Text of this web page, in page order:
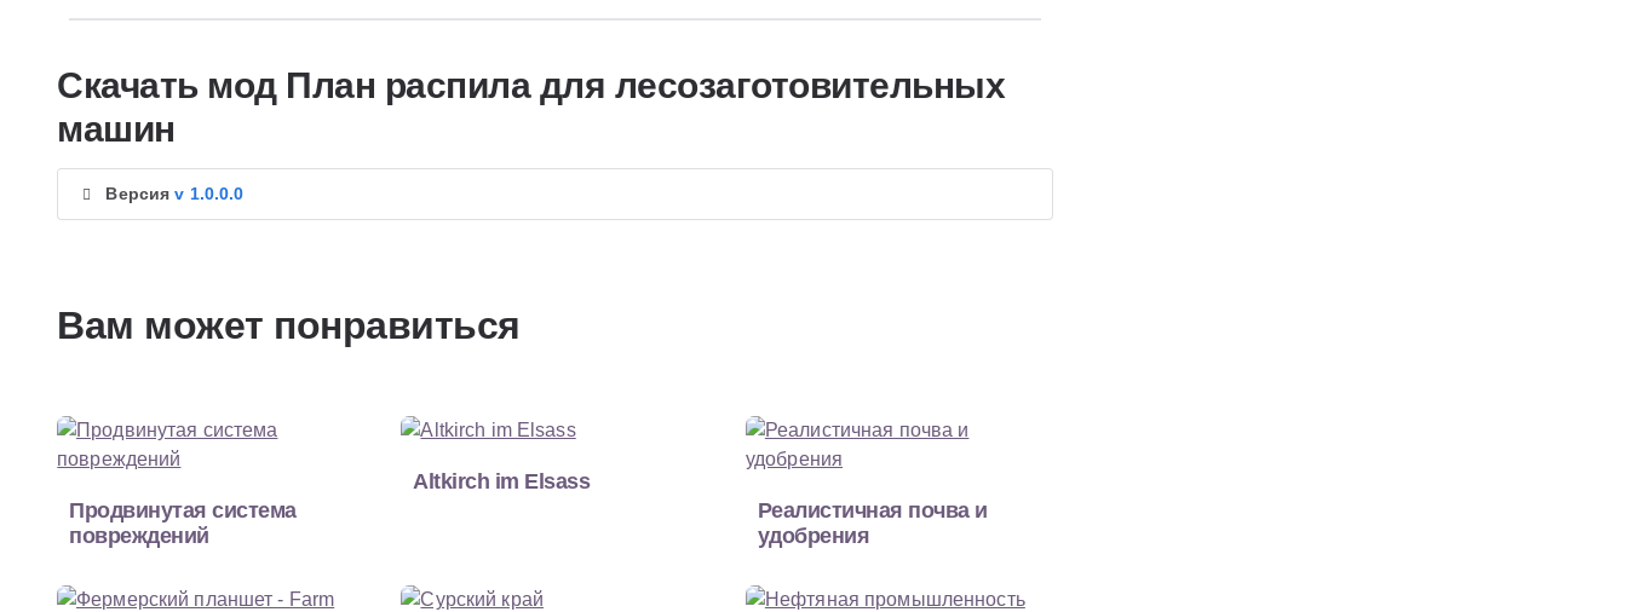
Скачать мод План распила для лесозаготовительных
машин
Версияv 1.0.0.0
Вам может понравиться
Продвинутая система
повреждений
Altkirch im Elsass
Реалистичная почва и
удобрения